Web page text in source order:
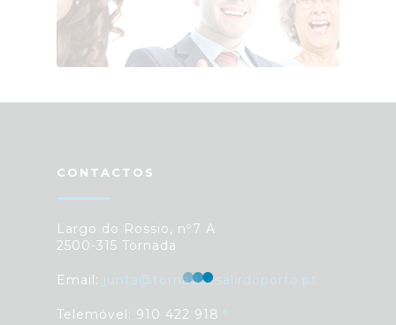
CONTACTOS
Largo do Rossio, nº7 A
2500-315 Tornada
Email: junta@tornadaesalirdoporto.pt
Telemóvel: 910 422 918